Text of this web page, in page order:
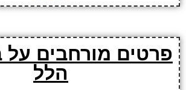
פרטים מורחבים על
הלל